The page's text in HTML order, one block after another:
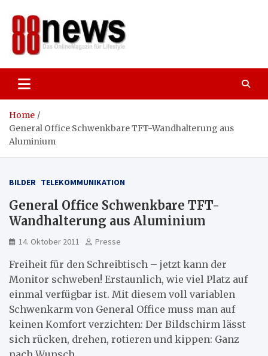
content
Home
General Office Schwenkbare TFT-Wandhalterung aus
Aluminium
BILDER TELEKOMMUNIKATION
General Office Schwenkbare TFT-
Wandhalterung aus Aluminium
14. Oktober 2011 Presse
Freiheit für den Schreibtisch – jetzt kann der
Monitor schweben! Erstaunlich, wie viel Platz auf
einmal verfügbar ist. Mit diesem voll variablen
Schwenkarm von General Office muss man auf
keinen Komfort verzichten: Der Bildschirm lässt
sich rücken, drehen, rotieren und kippen: Ganz